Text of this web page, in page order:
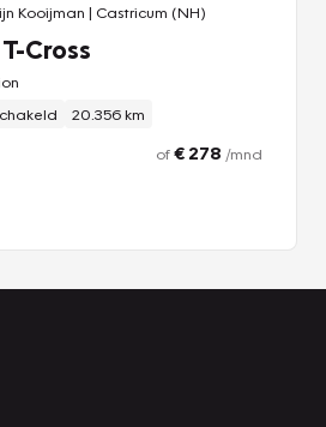
Kooijman | Castricum (NH)
Cross
20.356 km
of€ 278 /mnd